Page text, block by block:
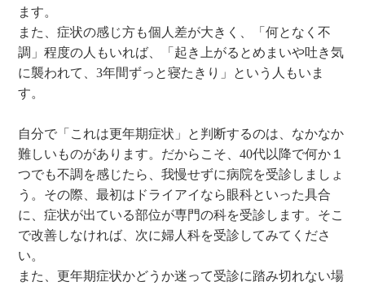
ます。
また、症状の感じ方も個人差が大きく、「何となく不
調」程度の人もいれば、「起き上がるとめまいや吐き気
に襲われて、3年間ずっと寝たきり」という人もいま
す。
自分で「これは更年期症状」と判断するのは、なかなか
難しいものがあります。だからこそ、40代以降で何か１
つでも不調を感じたら、我慢せずに病院を受診しましょ
う。その際、最初はドライアイなら眼科といった具合
に、症状が出ている部位が専門の科を受診します。そこ
で改善しなければ、次に婦人科を受診してみてくださ
い。
また、更年期症状かどうか迷って受診に踏み切れない場